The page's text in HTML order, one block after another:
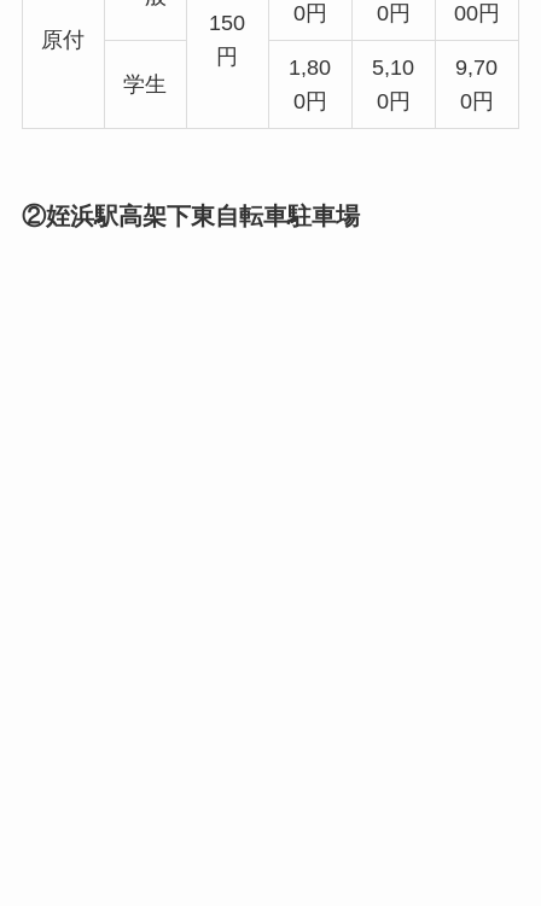
原付
150
円
0円 0円 00円
学生
1,80
0円
5,10
0円
9,70
0円
②姪浜駅高架下東自転車駐車場